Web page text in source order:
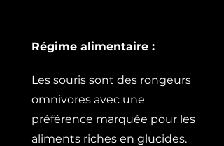
Régime alimentaire :
Les souris sont des rongeurs
omnivores avec une
préférence marquée pour les
aliments riches en glucides.